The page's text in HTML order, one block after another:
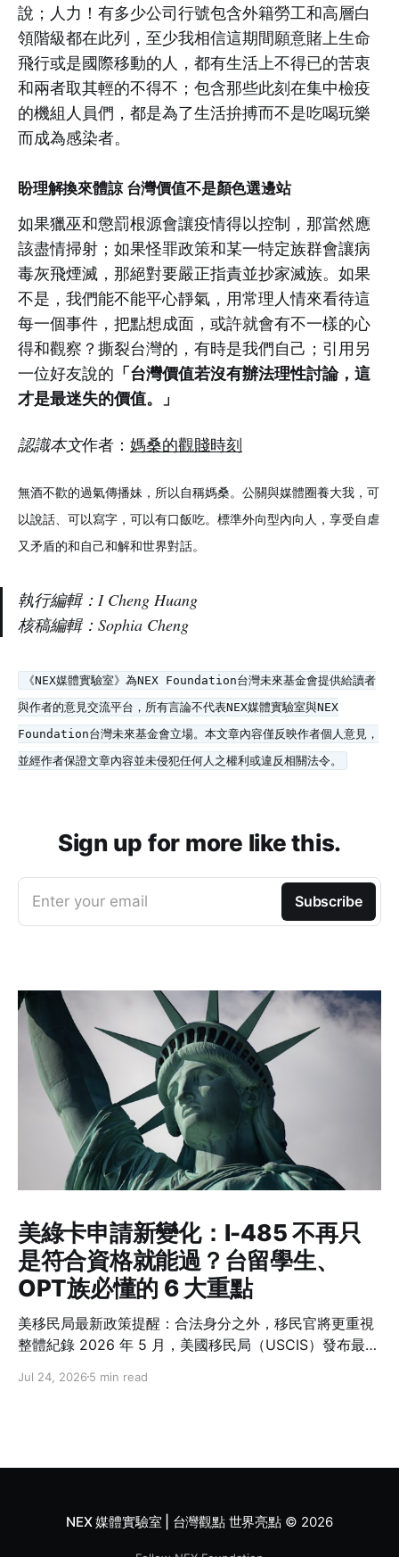
說；人力！有多少公司行號包含外籍勞工和高層白
領階級都在此列，至少我相信這期間願意賭上生命
飛行或是國際移動的人，都有生活上不得已的苦衷
和兩者取其輕的不得不；包含那些此刻在集中檢疫
的機組人員們，都是為了生活拚搏而不是吃喝玩樂
而成為感染者。
盼理解換來體諒 台灣價值不是顏色選邊站
如果獵巫和懲罰根源會讓疫情得以控制，那當然應
該盡情掃射；如果怪罪政策和某一特定族群會讓病
毒灰飛煙滅，那絕對要嚴正指責並抄家滅族。如果
不是，我們能不能平心靜氣，用常理人情來看待這
每一個事件，把點想成面，或許就會有不一樣的心
得和觀察？撕裂台灣的，有時是我們自己；引用另
一位好友說的 「台灣價值若沒有辦法理性討論，這
才是最迷失的價值。」
認識本文作者： 媽桑的觀賤時刻
無酒不歡的過氣傳播妹，所以自稱媽桑。公關與媒體圈養大我，可
以說話、可以寫字，可以有口飯吃。標準外向型內向人，享受自虐
又矛盾的和自己和解和世界對話。
執行編輯：I Cheng Huang
核稿編輯：Sophia Cheng
《NEX媒體實驗室》為NEX Foundation台灣未來基金會提供給讀者
與作者的意見交流平台，所有言論不代表NEX媒體實驗室與NEX
Foundation台灣未來基金會立場。本文章內容僅反映作者個人意見，
並經作者保證文章內容並未侵犯任何人之權利或違反相關法令。
Sign up for more like this.
Enter your email Subscribe
美綠卡申請新變化：I-485 不再只
是符合資格就能過？台留學生、
OPT族必懂的 6 大重點
美移民局最新政策提醒：合法身分之外，移民官將更重視
整體紀錄 2026 年 5 月，美國移民局（USCIS）發布最新
略的概念：在美國境內申請綠卡（Adjustment of
485 時，更全面檢視申請人的身分維持紀錄、過往行為與
代表未來除了符合資格，也需要更加重視一路以來的移民
Jul 24, 2026 5 min read
NEX 媒體實驗室 | 台灣觀點 世界亮點© 2026